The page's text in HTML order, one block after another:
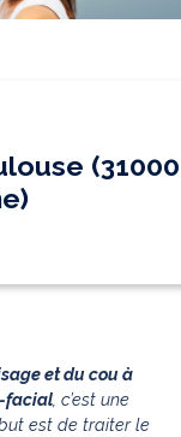
(31000
et du cou à
facial , c’est une
est de traiter le